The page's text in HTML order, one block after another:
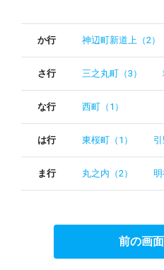
か行 神辺町新道上（2）
さ行 三之丸町（3）
な行 西町（1）
は行 東桜町（1） 引
ま行 丸之内（2） 明
前の画